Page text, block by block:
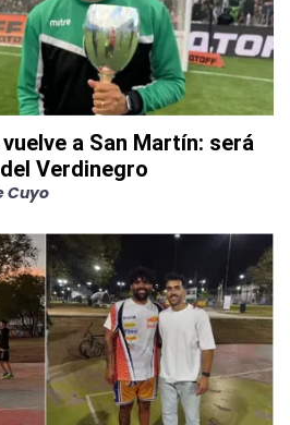
a San Martín: será
Verdinegro
Cuyo